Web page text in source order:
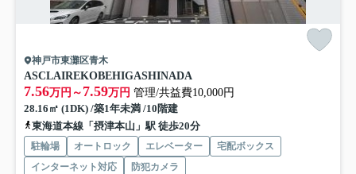
神戸市東灘区青木
ASCLAIREKOBEHIGASHINADA
7.56万円～ 7.59万円 管理/共益費10,000円
28.16㎡ (1DK) /築1年未満 /10階建
東海道本線「摂津本山」駅 徒歩20分
駐輪場 オートロック エレベーター
宅配ボックス
インターネット対応
防犯カメラ